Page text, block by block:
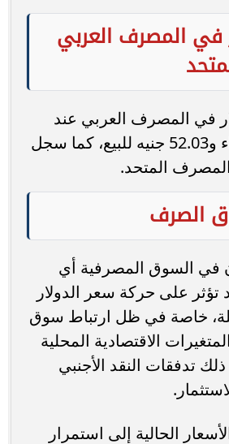
في المصرف العربي
في المصرف العربي عند
51.93 جنيه للشراء و52.03 جنيه للبيع، كما سجل
المتحد.
الصرف
في السوق المصرفية أي
على حركة سعر الدولار
خاصة في ظل ارتباط سوق
الاقتصادية المحلية
تدفقات النقد الأجنبي
الحالية إلى استمرار